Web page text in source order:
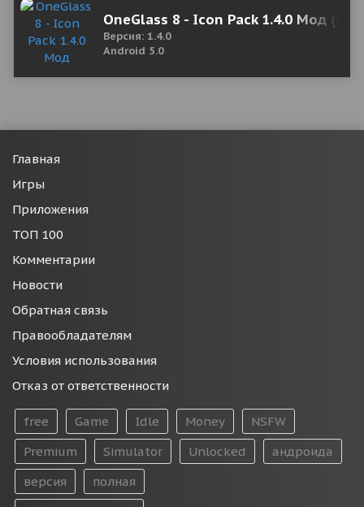
OneGlass 8 - Icon Pack 1.4.0 Мод
Версия: 1.4.0
Android 5.0
Главная
Игры
Приложения
ТОП 100
Комментарии
Новости
Обратная связь
Правообладателям
Условия использования
Отказ от ответственности
free Game Idle Money
NSFW
Premium
Simulator Unlocked
андроида
версия
полная